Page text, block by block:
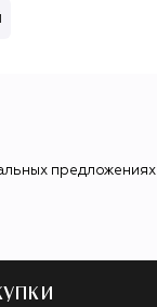
предложениях